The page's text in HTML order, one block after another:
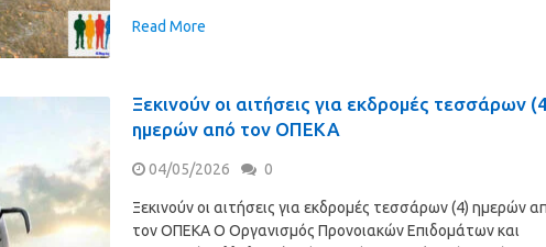
Read More
Ξεκινούν οι αιτήσεις για εκδρομές τεσσάρων
ημερών από τον ΟΠΕΚΑ
04/05/2026 0
Ξεκινούν οι αιτήσεις για εκδρομές τεσσάρων (4) ημερών
τον ΟΠΕΚΑ Ο Οργανισμός Προνοιακών Επιδομάτων και